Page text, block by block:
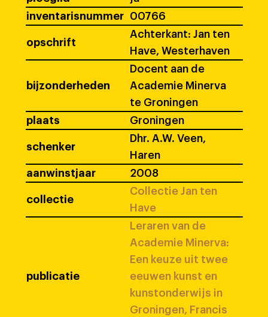
inventarisnummer
00766
opschrift
Achterkant: Jan ten
Have, Westerhaven
bijzonderheden
Docent aan de
Academie Minerva
te Groningen
plaats
Groningen
schenker
Dhr. A.W. Veen,
Haren
aanwinstjaar
2008
collectie
Collectie Jan ten
Have
publicatie
Leraren van de
Academie Minerva:
Een keuze uit twee
eeuwen kunst en
kunstonderwijs in
Groningen, Francis